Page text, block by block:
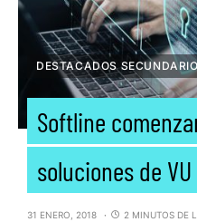
DESTACADOS
Softline
soluciones de VU
31 ENERO, 2018 2 MINUTOS DE